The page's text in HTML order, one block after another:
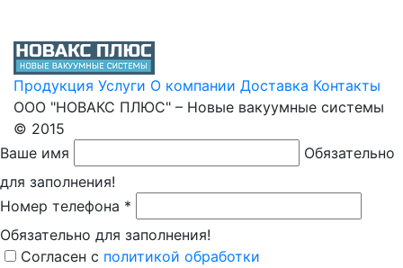
Продукция Услуги О компании Доставка Контакты
ООО "НОВАКС ПЛЮС" – Новые вакуумные системы
© 2015
Ваше имя
Обязательно
для заполнения!
Номер телефона *
Обязательно для заполнения!
Согласен c политикой обработки